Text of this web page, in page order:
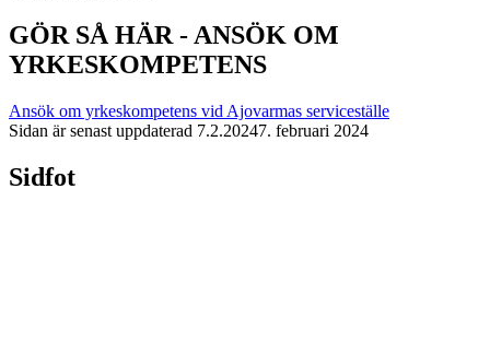
GÖR SÅ HÄR - ANSÖK OM
YRKESKOMPETENS
Ansök om yrkeskompetens vid Ajovarmas serviceställe
Sidan är senast uppdaterad 7.2.20247. februari 2024
Sidfot